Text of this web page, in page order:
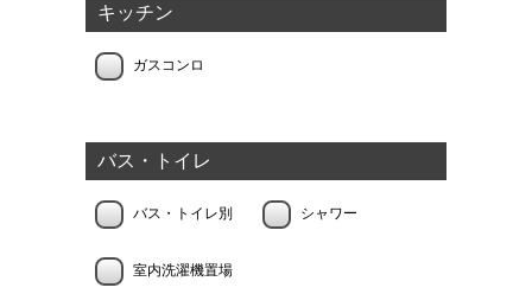
キッチン
ガスコンロ
バス・トイレ
バス・トイレ別 シャワー
室内洗濯機置場